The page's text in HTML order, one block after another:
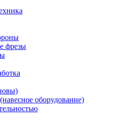
фрезы
оборудование)